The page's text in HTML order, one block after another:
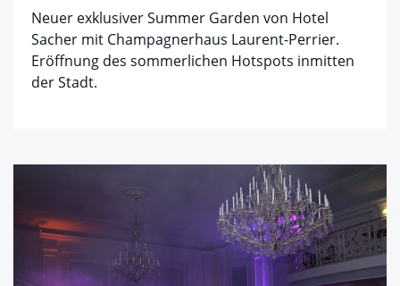
Neuer exklusiver Summer Garden von Hotel
Sacher mit Champagnerhaus Laurent-Perrier.
Eröffnung des sommerlichen Hotspots inmitten
der Stadt.